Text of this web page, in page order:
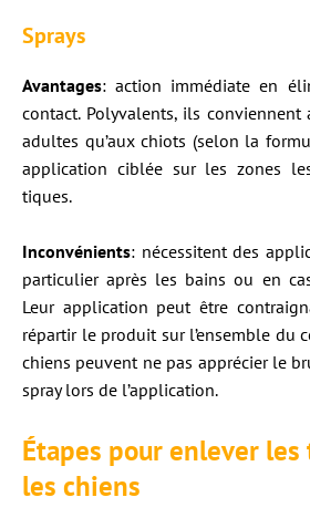
Sprays
Avantages: action immédiate en
contact. Polyvalents, ils conviennent
adultes qu’aux chiots (selon la
application ciblée sur les zones
tiques.
Inconvénients: nécessitent des
particulier après les bains ou en
Leur application peut être
répartir le produit sur l’ensemble du
chiens peuvent ne pas apprécier le
spray lors de l’application.
Étapes pour enlever les
les chiens